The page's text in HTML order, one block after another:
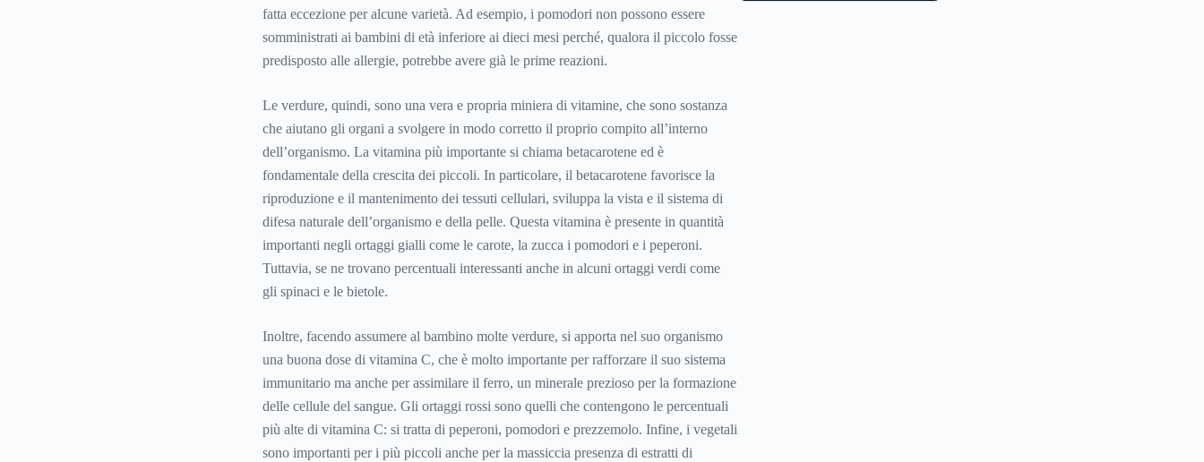
fatta eccezione per alcune varietà. Ad esempio, i pomodori non possono essere
somministrati ai bambini di età inferiore ai dieci mesi perché, qualora il piccolo fosse
predisposto alle allergie, potrebbe avere già le prime reazioni.
Le verdure, quindi, sono una vera e propria miniera di vitamine, che sono sostanza
che aiutano gli organi a svolgere in modo corretto il proprio compito all’interno
dell’organismo. La vitamina più importante si chiama betacarotene ed è
fondamentale della crescita dei piccoli. In particolare, il betacarotene favorisce la
riproduzione e il mantenimento dei tessuti cellulari, sviluppa la vista e il sistema di
difesa naturale dell’organismo e della pelle. Questa vitamina è presente in quantità
importanti negli ortaggi gialli come le carote, la zucca i pomodori e i peperoni.
Tuttavia, se ne trovano percentuali interessanti anche in alcuni ortaggi verdi come
gli spinaci e le bietole.
Inoltre, facendo assumere al bambino molte verdure, si apporta nel suo organismo
una buona dose di vitamina C, che è molto importante per rafforzare il suo sistema
immunitario ma anche per assimilare il ferro, un minerale prezioso per la formazione
delle cellule del sangue. Gli ortaggi rossi sono quelli che contengono le percentuali
più alte di vitamina C: si tratta di peperoni, pomodori e prezzemolo. Infine, i vegetali
sono importanti per i più piccoli anche per la massiccia presenza di estratti di